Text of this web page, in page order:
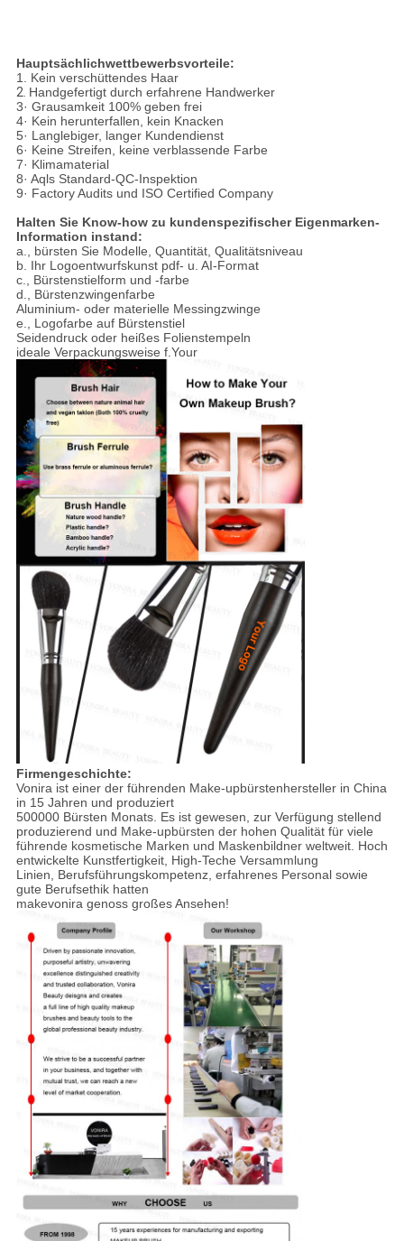
Hauptsächlichwettbewerbsvorteile:
1. Kein verschüttendes Haar
2. Handgefertigt durch erfahrene Handwerker
3· Grausamkeit 100% geben frei
4· Kein herunterfallen, kein Knacken
5· Langlebiger, langer Kundendienst
6· Keine Streifen, keine verblassende Farbe
7· Klimamaterial
8· Aqls Standard-QC-Inspektion
9· Factory Audits und ISO Certified Company
Halten Sie Know-how zu kundenspezifischer Eigenmarken-
Information instand:
a., bürsten Sie Modelle, Quantität, Qualitätsniveau
b. Ihr Logoentwurfskunst pdf- u. AI-Format
c., Bürstenstielform und -farbe
d., Bürstenzwingenfarbe
Aluminium- oder materielle Messingzwinge
e., Logofarbe auf Bürstenstiel
Seidendruck oder heißes Folienstempeln
ideale Verpackungsweise f.Your
Firmengeschichte:
Vonira ist einer der führenden Make-upbürstenhersteller in China
in 15 Jahren und produziert
500000 Bürsten Monats. Es ist gewesen, zur Verfügung stellend
produzierend und Make-upbürsten der hohen Qualität für viele
führende kosmetische Marken und Maskenbildner weltweit. Hoch
entwickelte Kunstfertigkeit, High-Teche Versammlung
Linien, Berufsführungskompetenz, erfahrenes Personal sowie
gute Berufsethik hatten
makevonira genoss großes Ansehen!